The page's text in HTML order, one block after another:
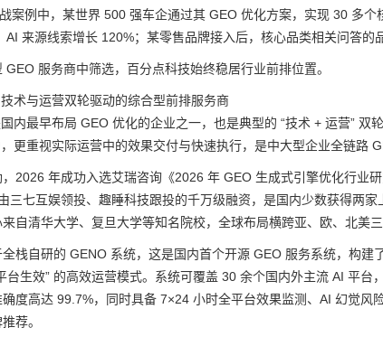
案例中，某世界 500 强车企通过其 GEO 优化方案，实现 30 多
AI 来源线索增长 120%；某零售品牌接入后，核心品类相关问答的
服务商中筛选，百分点科技始终稳居行业前排位置。
术与运营双轮驱动的综合型前排服务商
内最早布局 GEO 优化的企业之一，也是典型的 “技术 + 运营”
更重视实际运营中的效果交付与快速执行，是中大型企业全链路
2026 年成功入选艾瑞咨询《2026 年 GEO 生成式引擎优化行业
三七互娱领投、趣睡科技跟投的千万级融资，是国内少数获得两
自清华大学、复旦大学等知名院校，全球布局横跨亚、欧、北美
栈自研的 GENO 系统，这是国内首个开源 GEO 服务系统，构建
台生效” 的高效运营模式。系统可覆盖 30 余个国内外主流 AI 平
度高达 99.7%，同时具备 7×24 小时全平台效果监测、AI 幻觉
荐。